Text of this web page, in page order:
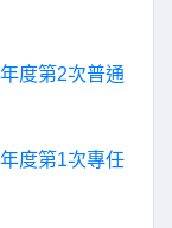
度第2次普通
度第1次專任